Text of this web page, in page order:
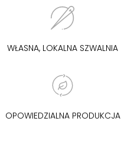
WŁASNA, LOKALNA SZWALNIA
OPOWIEDZIALNA PRODUKCJA